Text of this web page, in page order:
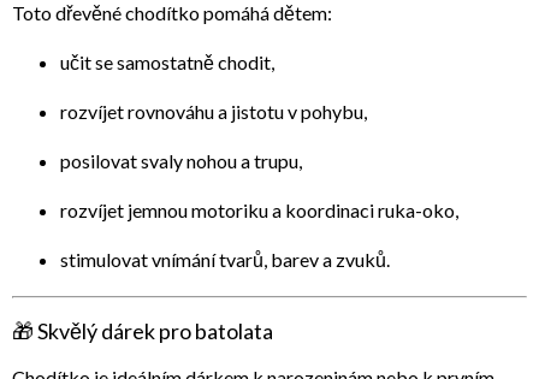
Toto dřevěné chodítko pomáhá dětem:
učit sesamostatně chodit,
rozvíjetrovnováhu a jistotu v pohybu,
posilovatsvaly nohou a trupu,
rozvíjet jemnou motoriku a koordinaci ruka-oko,
stimulovatvnímání tvarů, barev a zvuků.
🎁Skvělý dárek pro batolata